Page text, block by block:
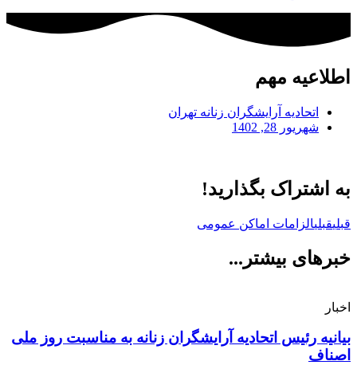
اطلاعیه مهم
اتحادیه آرایشگران زنانه تهران
شهریور 28, 1402
به اشتراک بگذارید!
قبلیقبلیالزامات اماکن عمومی
خبرهای بیشتر...
اخبار
بیانیه رئیس اتحادیه آرایشگران زنانه به مناسبت روز ملی
اصناف